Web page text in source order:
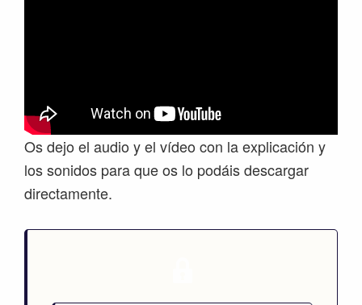
Os dejo el audio y el vídeo con la explicación y
los sonidos para que os lo podáis descargar
directamente.